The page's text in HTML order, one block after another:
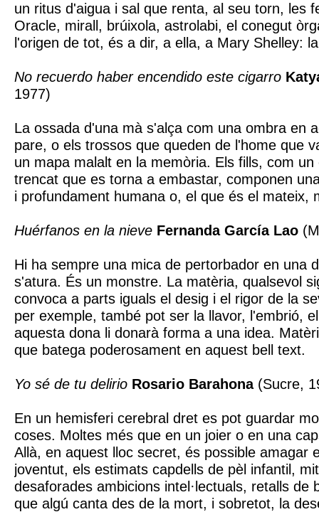
un ritus d'aigua i sal que renta, al seu torn, les
Oracle, mirall, brúixola, astrolabi, el conegut
l'origen de tot, és a dir, a ella, a Mary Shelley:
No recuerdo haber encendido este cigarro
1977)
La ossada d'una mà s'alça com una ombra en
pare, o els trossos que queden de l'home que
un mapa malalt en la memòria. Els fills, com
trencat que es torna a embastar, componen
i profundament humana o, el que és el mateix,
Huérfanos en la nieve Fernanda García Lao
Hi ha sempre una mica de pertorbador en una
s'atura. És un monstre. La matèria, qualsevol
convoca a parts iguals el desig i el rigor de la
per exemple, també pot ser la llavor, l'embrió,
aquesta dona li donarà forma a una idea.
que batega poderosament en aquest bell text.
Yo sé de tu delirio Rosario Barahona(Sucre,
En un hemisferi cerebral dret es pot guardar
coses. Moltes més que en un joier o en una
Allà, en aquest lloc secret, és possible amagar
joventut, els estimats capdells de pèl infantil,
desaforades ambicions intel·lectuals, retalls de
que algú canta des de la mort, i sobretot, la